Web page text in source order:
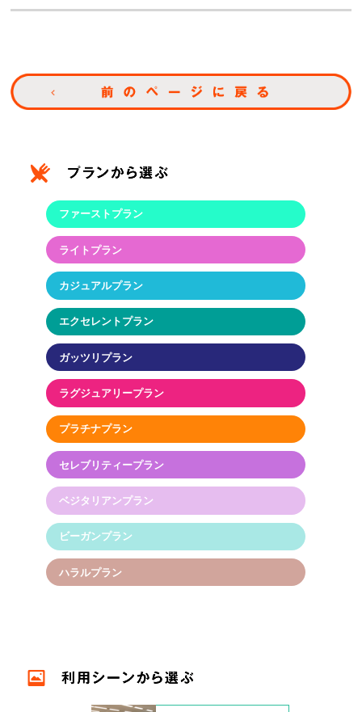
ファーストプラン
ライトプラン
カジュアルプラン
エクセレントプラン
ガッツリプラン
ラグジュアリープラン
プラチナプラン
セレブリティープラン
ベジタリアンプラン
ビーガンプラン
ハラルプラン